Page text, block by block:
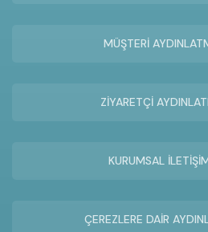
MÜŞTERİ
ZİYARETÇİ
KURUMSAL
ÇEREZLERE DAİR